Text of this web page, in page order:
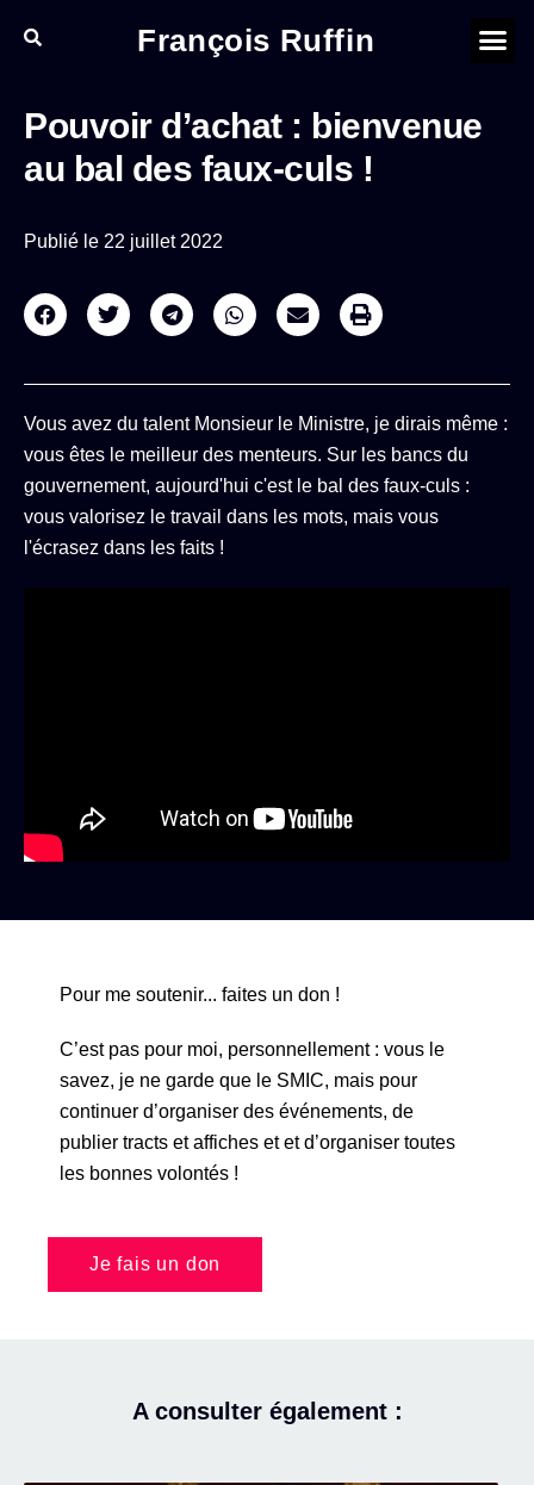
François Ruffin
Pouvoir d’achat : bienvenue
au bal des faux-culs !
Publié le 22 juillet 2022
Vous avez du talent Monsieur le Ministre, je dirais même :
vous êtes le meilleur des menteurs. Sur les bancs du
gouvernement, aujourd'hui c'est le bal des faux-culs :
vous valorisez le travail dans les mots, mais vous
l'écrasez dans les faits !
Pour me soutenir... faites un don !
C’est pas pour moi, personnellement : vous le
savez, je ne garde que le SMIC, mais pour
continuer d’organiser des événements, de
publier tracts et affiches et et d’organiser toutes
les bonnes volontés !
Je fais un don
A consulter également :